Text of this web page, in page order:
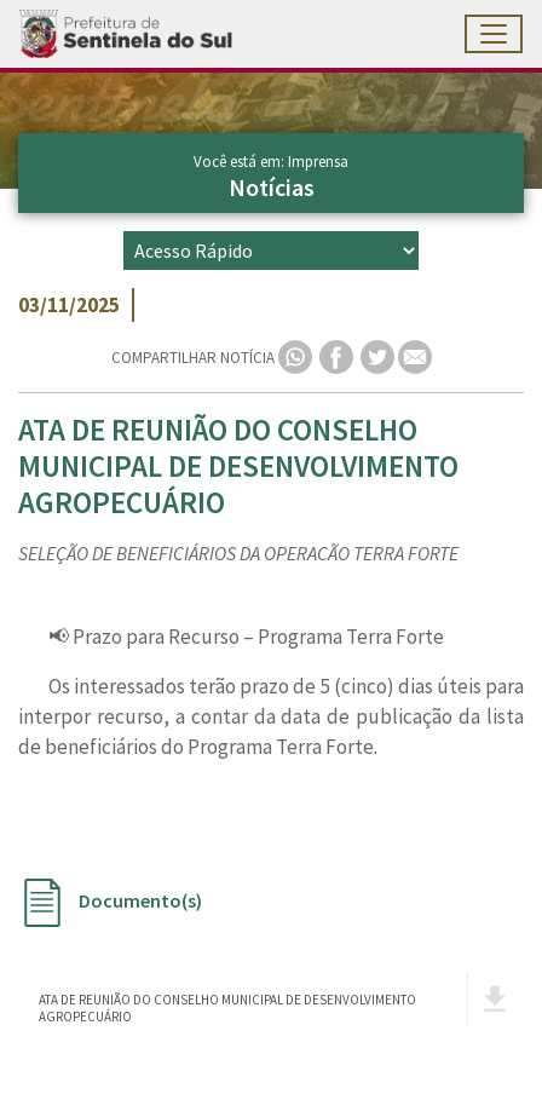
Ir para conteúdo principal
Conteúdo Principal
Você está em: Imprensa
Notícias
03/11/2025
COMPARTILHAR NOTÍCIA
ATA DE REUNIÃO DO CONSELHO
MUNICIPAL DE DESENVOLVIMENTO
AGROPECUÁRIO
SELEÇÃO DE BENEFICIÁRIOS DA OPERACÃO TERRA FORTE
📢 Prazo para Recurso – Programa Terra Forte
Os interessados terão prazo de 5 (cinco) dias úteis para
interpor recurso, a contar da data de publicação da lista
de beneficiários do Programa Terra Forte.
Documento(s)
ATA DE REUNIÃO DO CONSELHO MUNICIPAL DE DESENVOLVIMENTO
AGROPECUÁRIO